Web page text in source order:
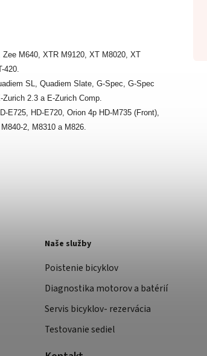
M640, XTR M9120, XT M8020, XT
420.
SL, Quadiem Slate, G-Spec, G-Spec
2.3 a E-Zurich Comp.
E725, HD-E720, Orion 4p HD-M735 (Front),
2, M8310 a M826.
Naše služby
Poistenie bicyklov
Diagnostika motorov a batérií
Servis bicyklov- rezervácia
Testovanie sediel